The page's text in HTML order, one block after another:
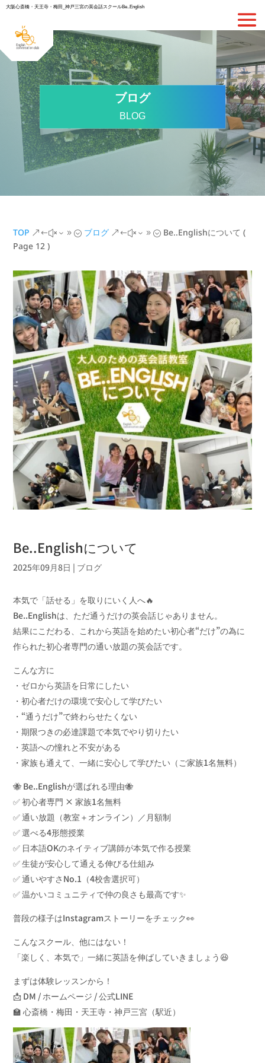
大阪心斎橋・天王寺・梅田_神戸三宮の英会話スクールBe..English
ブログ
BLOG
TOP &#x39; ブログ &#x39; Be..Englishについて (
Page 12 )
Be..Englishについて
2025年09月8日 | ブログ
本気で「話せる」を取りにいく人へ🔥
Be..Englishは、ただ通うだけの英会話じゃありません。
結果にこだわる、これから英語を始めたい初心者“だけ”の為に
作られた初心者専門の通い放題の英会話です。
こんな方に
・ゼロから英語を日常にしたい
・初心者だけの環境で安心して学びたい
・“通うだけ”で終わらせたくない
・期限つきの必達課題で本気でやり切りたい
・英語への憧れと不安がある
・家族も通えて、一緒に安心して学びたい（ご家族1名無料）
🐝 Be..Englishが選ばれる理由🐝
✅ 初心者専門 × 家族1名無料
✅ 通い放題（教室＋オンライン）／月額制
✅ 選べる4形態授業
✅ 日本語OKのネイティブ講師が本気で作る授業
✅ 生徒が安心して通える伸びる仕組み
✅ 通いやすさNo.1（4校舎選択可）
✅ 温かいコミュニティで仲の良さも最高です✨
普段の様子はInstagramストーリーをチェック👀
こんなスクール、他にはない！
「楽しく、本気で」一緒に英語を伸ばしていきましょう😆
まずは体験レッスンから！
📩 DM / ホームページ / 公式LINE
🏫 心斎橋・梅田・天王寺・神戸三宮（駅近）